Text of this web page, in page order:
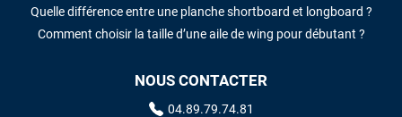
Quelle différence entre une planche shortboard et longboard ?
Comment choisir la taille d’une aile de wing pour débutant ?
NOUS CONTACTER
04.89.79.74.81